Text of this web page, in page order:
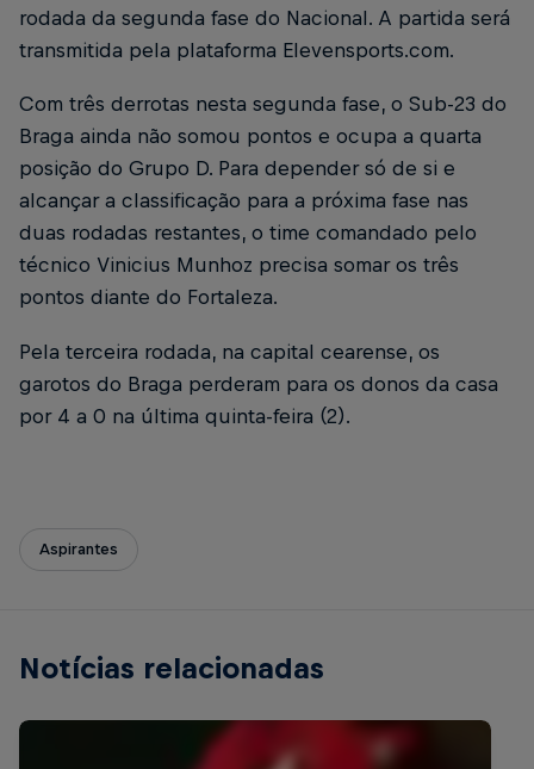
rodada da segunda fase do Nacional. A partida será
transmitida pela plataforma Elevensports.com.
Com três derrotas nesta segunda fase, o Sub-23 do
Braga ainda não somou pontos e ocupa a quarta
posição do Grupo D. Para depender só de si e
alcançar a classificação para a próxima fase nas
duas rodadas restantes, o time comandado pelo
técnico Vinicius Munhoz precisa somar os três
pontos diante do Fortaleza.
Pela terceira rodada, na capital cearense, os
garotos do Braga perderam para os donos da casa
por 4 a 0 na última quinta-feira (2).
Aspirantes
Notícias relacionadas